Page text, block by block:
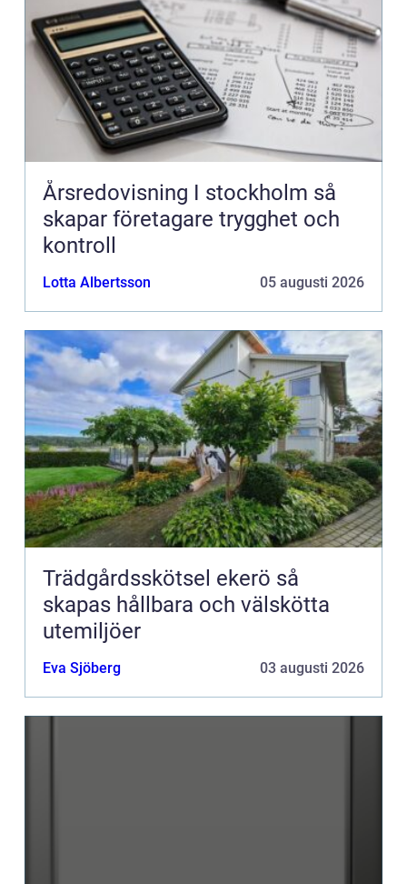
Årsredovisning I stockholm så
skapar företagare trygghet och
kontroll
Lotta Albertsson 05 augusti 2026
Trädgårdsskötsel ekerö så
skapas hållbara och välskötta
utemiljöer
Eva Sjöberg 03 augusti 2026